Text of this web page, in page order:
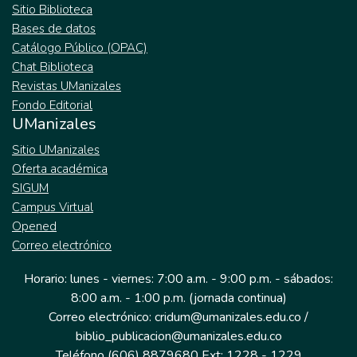
Sitio Biblioteca
Bases de datos
Catálogo Público (OPAC)
Chat Biblioteca
Revistas UManizales
Fondo Editorial
UManizales
Sitio UManizales
Oferta académica
SIGUM
Campus Virtual
Opened
Correo electrónico
Horario: lunes - viernes: 7:00 a.m. - 9:00 p.m. - sábados:
8:00 a.m. - 1:00 p.m. (jornada continua)
Correo electrónico: cridum@umanizales.edu.co /
biblio_publicacion@umanizales.edu.co